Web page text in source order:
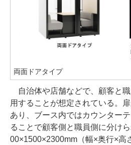
両面ドアタイプ
自治体や店舗などで、顧客と
用することが想定されている。
あり、ブース内ではカウンター
ることで顧客側と職員側に分け
00×1500×2300mm（幅×奥行×高